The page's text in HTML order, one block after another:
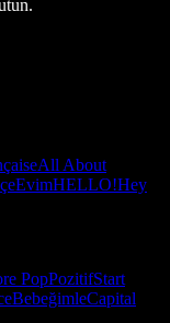
All About
EvimHELLO!Hey
PopPozitifStart
BebeğimleCapital